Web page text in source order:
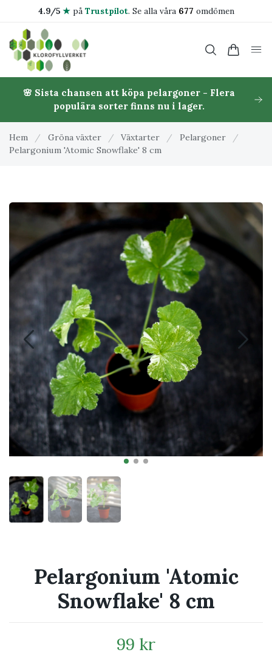
4.9/5 ★på Trustpilot. Se alla våra 677 omdömen
🌸 Sista chansen att köpa pelargoner - Flera
populära sorter finns nu i lager.
Hem / Gröna växter / Växtarter / Pelargoner
/
Pelargonium 'Atomic Snowflake' 8 cm
Pelargonium 'Atomic
Snowflake' 8 cm
99 kr